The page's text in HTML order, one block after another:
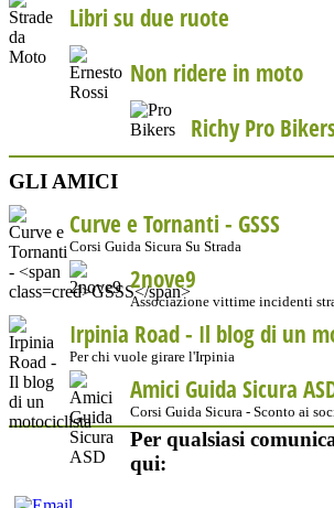
Libri su due ruote
Non ridere in moto
Richy Pro
GLI AMICI
Curve e Tornanti - GSSS
Corsi Guida Sicura Su Strada
2nove9
Associazione vittime incidenti
Irpinia Road - Il blog di un
Per chi vuole girare l'Irpinia
Amici Guida Sicura
Corsi Guida Sicura - Sconto ai
Per qualsiasi
qui: